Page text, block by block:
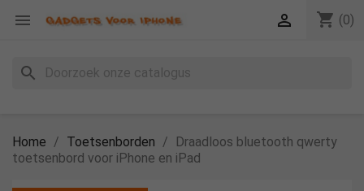
 shopping_cart (0)

search
Home Toetsenborden
Draadloos bluetooth qwerty
toetsenbord voor iPhone en iPad